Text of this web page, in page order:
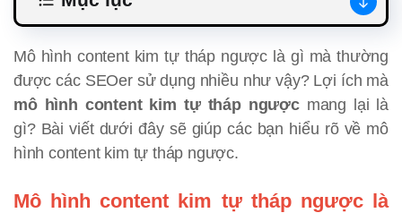
Mô hình content kim tự tháp ngược là gì mà thường
được các SEOer sử dụng nhiều như vậy? Lợi ích mà
mô hình content kim tự tháp ngượcmang lại là
gì? Bài viết dưới đây sẽ giúp các bạn hiểu rõ về mô
hình content kim tự tháp ngược.
Mô hình content kim tự tháp ngược là